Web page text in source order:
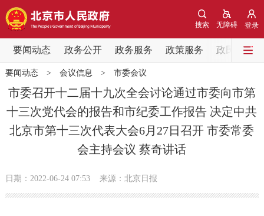
登录
无障碍
搜索
要闻动态 政务公开 政务服务 政策服务 政民互动
要闻动态
党中央精神 国务院信息
北京要闻 会议信息 部门动态
政务公开
要闻动态> 会议信息 > 市委会议
市委召开十二届十九次全会讨论通过市委向市第
十三次党代会的报告和市纪委工作报告 决定中共
北京市第十三次代表大会6月27日召开 市委常委
会主持会议 蔡奇讲话
日期：2022-06-24 07:53 来源：北京日报